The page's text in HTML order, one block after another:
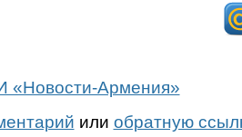
«Новости-Армения»
или обратную